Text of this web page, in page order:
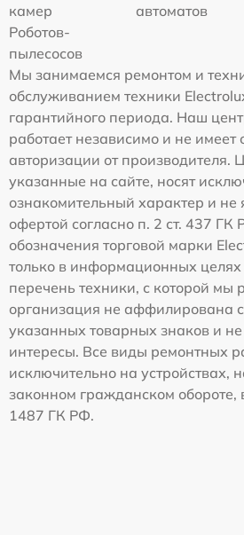
камер
автоматов
Роботов-
пылесосов
Мы занимаемся ремонтом и
обслуживанием техники
гарантийного периода. Наш
работает независимо и не
авторизации от производителя.
указанные на сайте, носят
ознакомительный характер и не
офертой согласно п. 2 ст. 437
обозначения торговой марки
только в информационных
перечень техники, с которой мы
организация не аффилирована
указанных товарных знаков и не
интересы. Все виды ремонтных
исключительно на устройствах,
законном гражданском обороте, в
1487 ГК РФ.